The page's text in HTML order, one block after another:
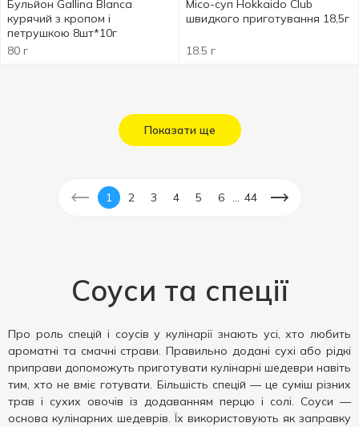
Бульйон Gallina Blanca
курячий з кропом і
петрушкою 8шт*10г
80 г
Місо-суп Hokkaido Club
швидкого приготування 18,5г
18.5 г
Показати ще
1 2 3 4 5 6 44
Соуси та спеції
Про роль спецій і соусів у кулінарії знають усі, хто любить
ароматні та смачні страви. Правильно додані сухі або рідкі
приправи допоможуть приготувати кулінарні шедеври навіть
тим, хто не вміє готувати. Більшість спецій — це суміш різних
трав і сухих овочів із додаванням перцю і солі. Соуси —
основа кулінарних шедеврів. Їх використовують як заправку